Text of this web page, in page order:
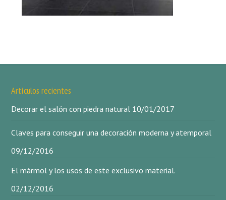
Artículos recientes
Decorar el salón con piedra natural 10/01/2017
Claves para conseguir una decoración moderna y atemporal
09/12/2016
El mármol y los usos de este exclusivo material.
02/12/2016